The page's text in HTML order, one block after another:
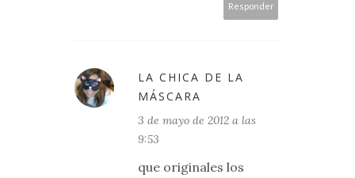
Responder
LA CHICA DE LA
MÁSCARA
3 de mayo de 2012 a las
9:53
que originales los